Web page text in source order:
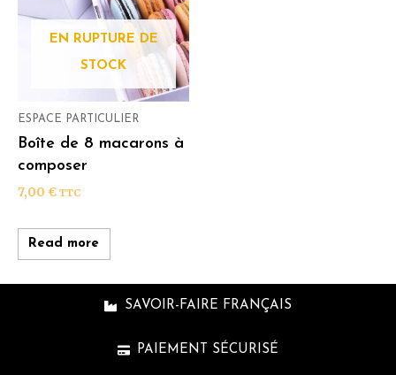
EN RUPTURE DE
STOCK
ESPACE PARTICULIER
Boîte de 8 macarons à
composer
7,00 € TTC
Read more
SAVOIR-FAIRE FRANÇAIS
PAIEMENT SÉCURISÉ